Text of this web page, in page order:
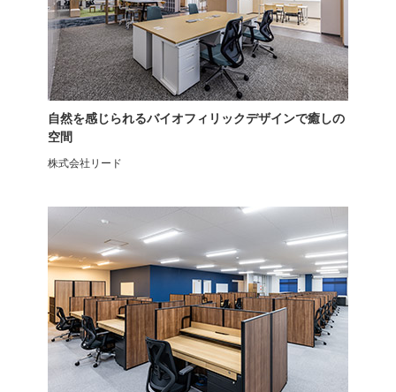
オフィスワゴン
シリンダー錠 鍵付き
サイドワゴン
キャスター付き
デスクモニターアーム
エルゴトロン
ensemblebase L T I 1段ワゴ
ン LIVING HOUSE×オフィス
コム
自然を感じられるバイオフィリックデザインで癒しの
空間
株式会社リード